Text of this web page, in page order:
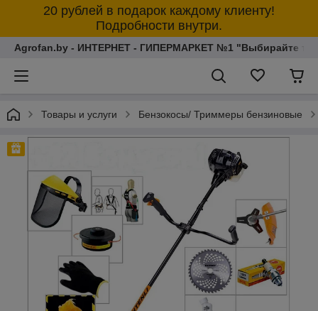
20 рублей в подарок каждому клиенту!
Подробности внутри.
Agrofan.by - ИНТЕРНЕТ - ГИПЕРМАРКЕТ №1 "Выбирайте
Товары и услуги Бензокосы/ Триммеры бензиновые